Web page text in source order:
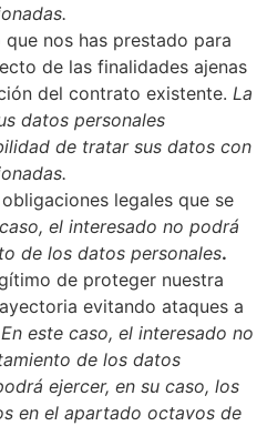
nos has prestado para
de las finalidades ajenas
del contrato existente. La
datos personales
de tratar sus datos con
legales que se
el interesado no podrá
de los datos personales.
de proteger nuestra
evitando ataques a
En este caso, el interesado no
de los datos
ejercer, en su caso, los
en el apartado octavos de